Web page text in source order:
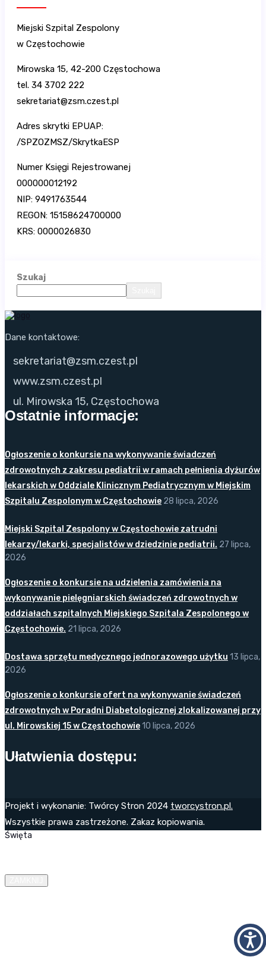
Miejski Szpital Zespolony
w Częstochowie
Mirowska 15, 42-200 Częstochowa
tel. 34 3702 222
sekretariat@zsm.czest.pl
Adres skrytki EPUAP:
/SPZOZMSZ/SkrytkaESP
Numer Księgi Rejestrowanej
000000012192
NIP: 9491763544
REGON: 15158624700000
KRS: 0000026830
Szukaj
Dane kontaktowe:
sekretariat@zsm.czest.pl
www.zsm.czest.pl
ul. Mirowska 15, Częstochowa
Ostatnie informacje:
Ogłoszenie o konkursie na wykonywanie świadczeń
zdrowotnych z zakresu pediatrii w ramach pełnienia dyżurów
lekarskich w Oddziale Klinicznym Pediatrycznym w Miejskim
Szpitalu Zespolonym w Częstochowie 28 lipca, 2026
Miejski Szpital Zespolony w Częstochowie zatrudni
lekarzy/lekarki, specjalistów w dziedzinie pediatrii. 27 lipca,
2026
Ogłoszenie o konkursie na udzielenia zamówienia na
wykonywanie pielęgniarskich świadczeń zdrowotnych w
oddziałach szpitalnych Miejskiego Szpitala Zespolonego w
Częstochowie. 21 lipca, 2026
Dostawa sprzętu medycznego jednorazowego użytku 13 lipca,
2026
Ogłoszenie o konkursie ofert na wykonywanie świadczeń
zdrowotnych w Poradni Diabetologicznej zlokalizowanej przy
ul. Mirowskiej 15 w Częstochowie10 lipca, 2026
Ułatwienia dostępu:
Projekt i wykonanie: Twórcy Stron 2024 tworcystron.pl.
Wszystkie prawa zastrzeżone. Zakaz kopiowania.
Święta